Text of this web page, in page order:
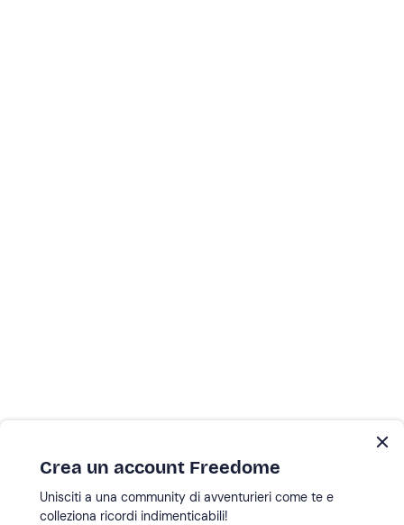
Crea un account Freedome
Unisciti a una community di avventurieri come te e
colleziona ricordi indimenticabili!